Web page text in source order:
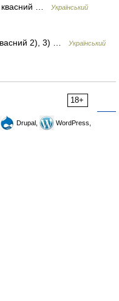
квасний …
Український
2), 3) …
Український
18+
Drupal,
WordPress,